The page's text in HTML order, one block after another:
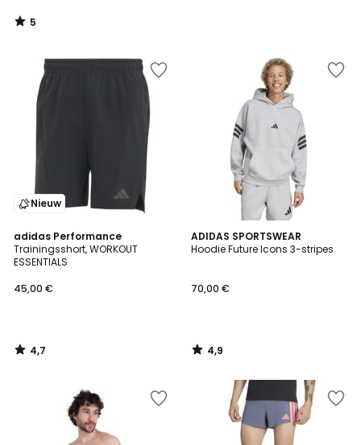
5
/
Nieuw
adidas Performance
Trainingsshort, WORKOUT
ESSENTIALS
45,00 €
4,7
/ 5
4,7
/
ADIDAS SPORTSWEAR
Hoodie Future Icons 3-stripes
70,00 €
4,9
/ 5
4,9
/